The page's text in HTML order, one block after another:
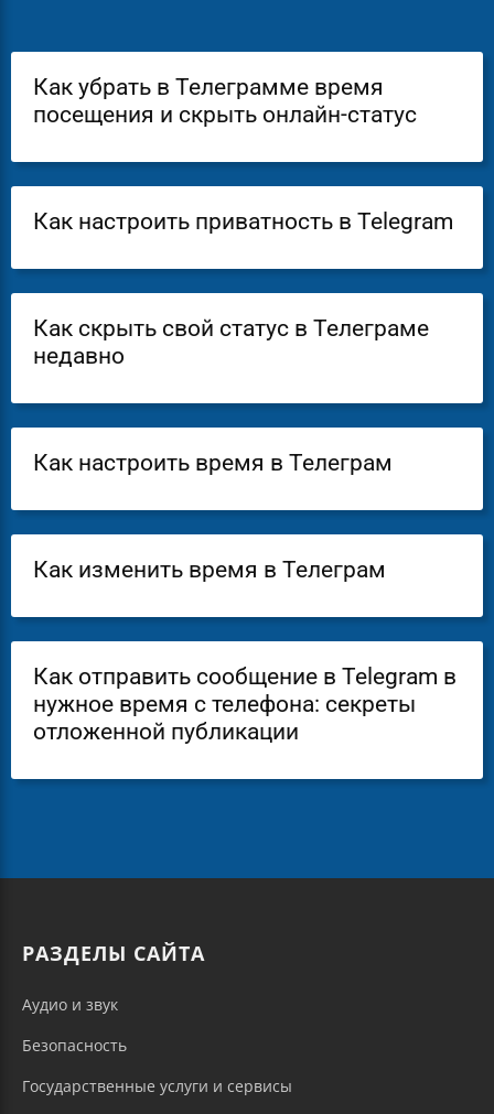
Как убрать в Телеграмме время
посещения и скрыть онлайн-статус
Как настроить приватность в Telegram
Как скрыть свой статус в Телеграме
недавно
Как настроить время в Телеграм
Как изменить время в Телеграм
Как отправить сообщение в Telegram в
нужное время с телефона: секреты
отложенной публикации
РАЗДЕЛЫ САЙТА
Аудио и звук
Безопасность
Государственные услуги и сервисы